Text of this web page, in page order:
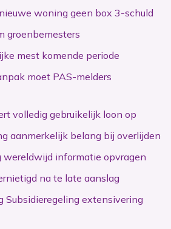
woning geen box 3-schuld
groenbemesters
mest komende periode
moet PAS-melders
volledig gebruikelijk loon op
aanmerkelijk belang bij overlijden
wereldwijd informatie opvragen
na te late aanslag
Subsidieregeling extensivering